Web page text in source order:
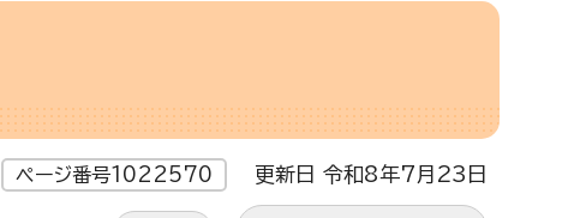
ページ番号1022570 更新日 令和8年7月23日